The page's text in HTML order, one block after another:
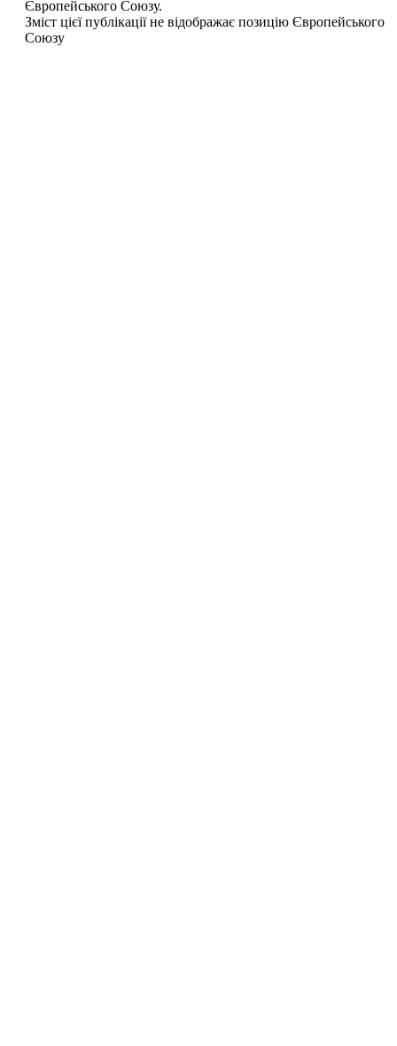
Європейського Союзу.
Зміст цієї публікації не відображає позицію Європейського
Союзу